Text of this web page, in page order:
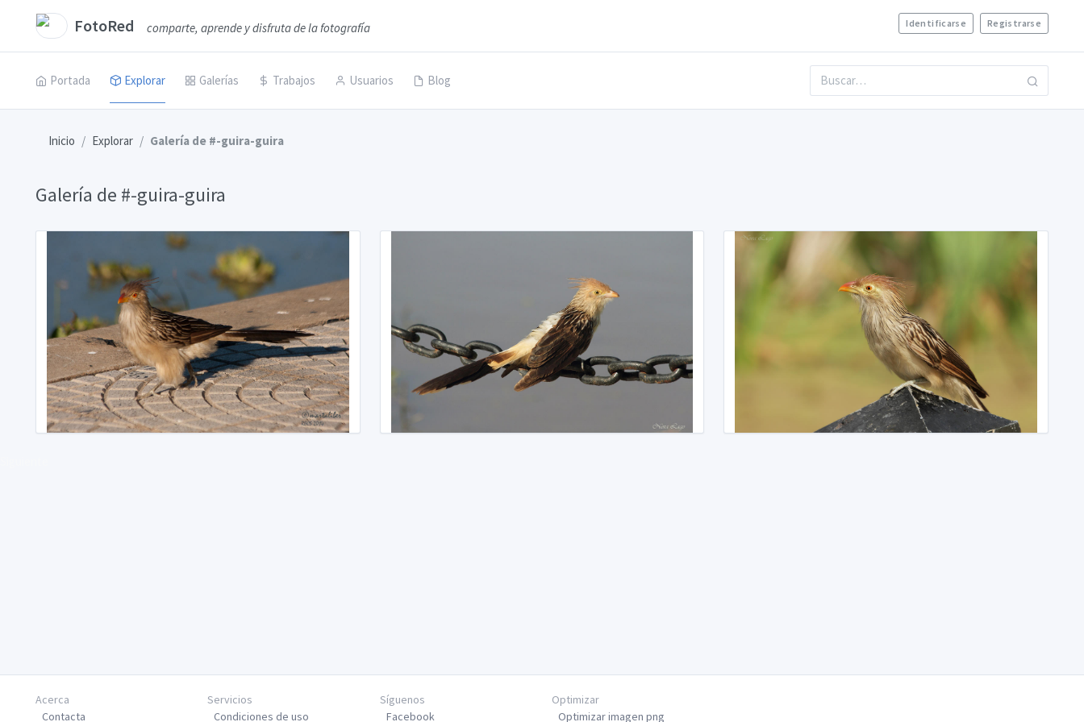
FotoRed comparte, aprende y disfruta de la fotografía Identificarse Registrarse
Portada Explorar Galerías Trabajos Usuarios Blog
Inicio Explorar Galería de #-guira-guira
Galería de #-guira-guira
Acerca
Contacta
Servicios
Condiciones de uso
Síguenos
Facebook
Optimizar
Optimizar imagen png